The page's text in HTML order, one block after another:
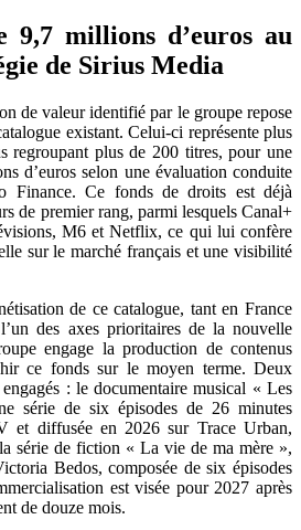
9,7 millions d’euros au
de Sirius Media
de valeur identifié par le groupe repose
existant. Celui-ci représente plus
regroupant plus de 200 titres, pour une
d’euros selon une évaluation conduite
Finance. Ce fonds de droits est déjà
de premier rang, parmi lesquels Canal+
M6 et Netflix, ce qui lui confère
sur le marché français et une visibilité
de ce catalogue, tant en France
l’un des axes prioritaires de la nouvelle
engage la production de contenus
ce fonds sur le moyen terme. Deux
: le documentaire musical « Les
série de six épisodes de 26 minutes
et diffusée en 2026 sur Trace Urban,
série de fiction « La vie de ma mère »,
Bedos, composée de six épisodes
est visée pour 2027 après
de douze mois.